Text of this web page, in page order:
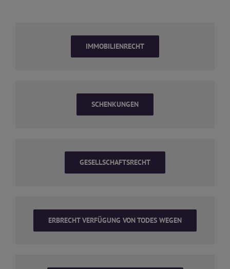
IMMOBILIENRECHT
SCHENKUNGEN
GESELLSCHAFTSRECHT
ERBRECHT VERFÜGUNG VON TODES WEGEN